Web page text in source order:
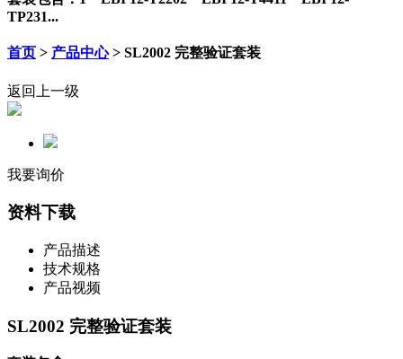
TP231...
首页 > 产品中心> SL2002 完整验证套装
返回上一级
我要询价
资料下载
产品描述
技术规格
产品视频
SL2002 完整验证套装